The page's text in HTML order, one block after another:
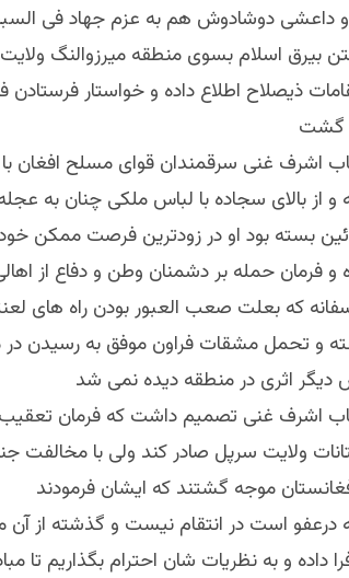
داعشی دوشادوش هم به عزم جهاد فی
بیرق اسلام بسوی منطقه میرزوالنگ
ذیصلاح اطلاع داده و خواستار
گشت
اشرف غنی سرقمندان قوای مسلح افغان
و از بالای سجاده با لباس ملکی چنان به
بسته بود او در زودترین فرصت ممکن
و فرمان حمله بر دشمنان وطن و دفاع از
که بعلت صعب العبور بودن راه های
و تحمل مشقات فراون موفق به رسیدن در
دیگر اثری در منطقه دیده نمی شد
اشرف غنی تصمیم داشت که فرمان تعقیب
ولایت سرپل صادر کند ولی با مخالفت
موجه گشتند که ایشان فرمودند
است در انتقام نیست و گذشته از آن
داده و به نظریات شان احترام بگذاریم تا